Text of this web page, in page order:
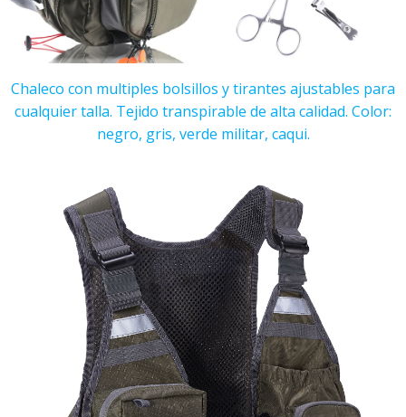
Chaleco con multiples bolsillos y tirantes ajustables para
cualquier talla. Tejido transpirable de alta calidad. Color:
negro, gris, verde militar, caqui.